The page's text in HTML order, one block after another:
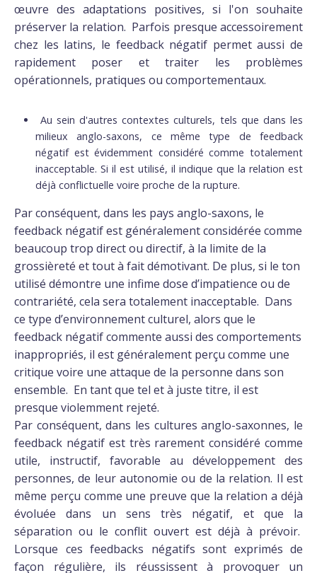
œuvre des adaptations positives, si l'on souhaite
préserver la relation. Parfois presque accessoirement
chez les latins, le feedback négatif permet aussi de
rapidement poser et traiter les problèmes
opérationnels, pratiques ou comportementaux.
Au sein d'autres contextes culturels, tels que dans les
milieux anglo-saxons, ce même type de feedback
négatif est évidemment considéré comme totalement
inacceptable. Si il est utilisé, il indique que la relation est
déjà conflictuelle voire proche de la rupture.
Par conséquent, dans les pays anglo-saxons, le
feedback négatif est généralement considérée comme
beaucoup trop direct ou directif, à la limite de la
grossièreté et tout à fait démotivant. De plus, si le ton
utilisé démontre une infime dose d’impatience ou de
contrariété, cela sera totalement inacceptable. Dans
ce type d’environnement culturel, alors que le
feedback négatif commente aussi des comportements
inappropriés, il est généralement perçu comme une
critique voire une attaque de la personne dans son
ensemble. En tant que tel et à juste titre, il est
presque violemment rejeté.
Par conséquent, dans les cultures anglo-saxonnes, le
feedback négatif est très rarement considéré comme
utile, instructif, favorable au développement des
personnes, de leur autonomie ou de la relation. Il est
même perçu comme une preuve que la relation a déjà
évoluée dans un sens très négatif, et que la
séparation ou le conflit ouvert est déjà à prévoir.
Lorsque ces feedbacks négatifs sont exprimés de
façon régulière, ils réussissent à provoquer un